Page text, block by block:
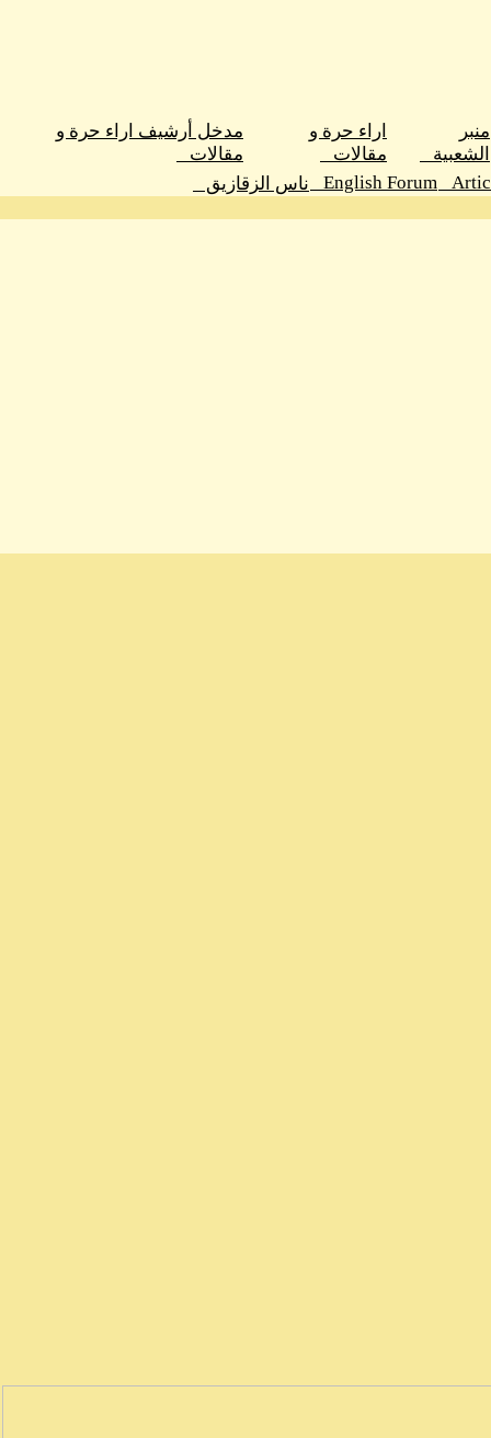
منبر
الشعبية
اراء حرة و
مقالات
مدخل أرشيف اراء حرة و
مقالات
English Forum ناس الزقازيق